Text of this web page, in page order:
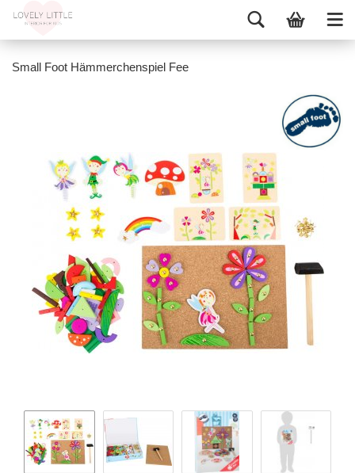
Small Foot Hämmerchenspiel Fee